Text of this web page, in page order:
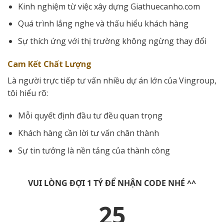
Kinh nghiệm từ việc xây dựng Giathuecanho.com
Quá trình lắng nghe và thấu hiểu khách hàng
Sự thích ứng với thị trường không ngừng thay đổi
Cam Kết Chất Lượng
Là người trực tiếp tư vấn nhiều dự án lớn của Vingroup,
tôi hiểu rõ:
Mỗi quyết định đầu tư đều quan trọng
Khách hàng cần lời tư vấn chân thành
Sự tin tưởng là nền tảng của thành công
VUI LÒNG ĐỢI 1 TÝ ĐỂ NHẬN CODE NHÉ ^^
25